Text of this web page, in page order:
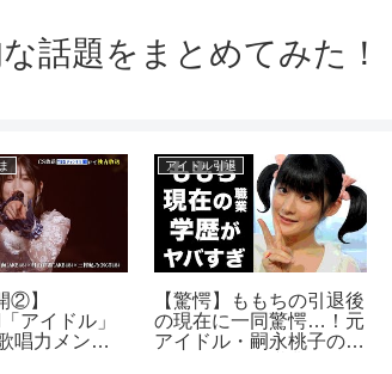
話題をまとめてみた！
②】
アイドル」
唱力メンバ
アイドル引退
【驚愕】ももちの引退後
の現在に一同驚愕…！元
アイドル・嗣永桃子のま